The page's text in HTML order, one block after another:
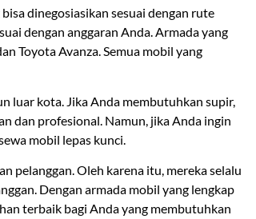
dinegosiasikan sesuai dengan rute
dengan anggaran Anda. Armada yang
Toyota Avanza. Semua mobil yang
luar kota. Jika Anda membutuhkan supir,
dan profesional. Namun, jika Anda ingin
mobil lepas kunci.
pelanggan. Oleh karena itu, mereka selalu
Dengan armada mobil yang lengkap
terbaik bagi Anda yang membutuhkan